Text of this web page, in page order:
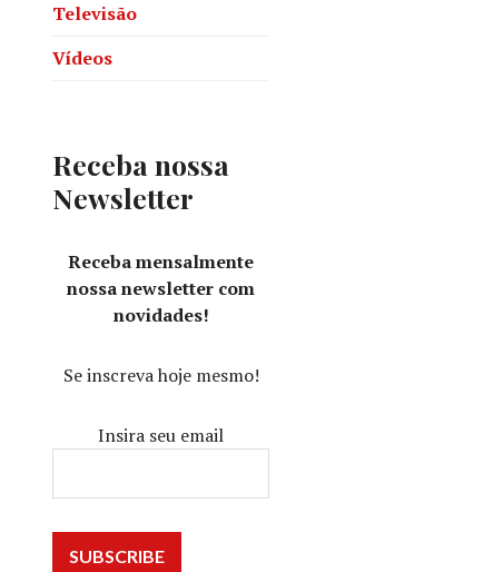
Televisão
Vídeos
Receba nossa
Newsletter
Receba mensalmente
nossa newsletter com
novidades!
Se inscreva hoje mesmo!
Insira seu email